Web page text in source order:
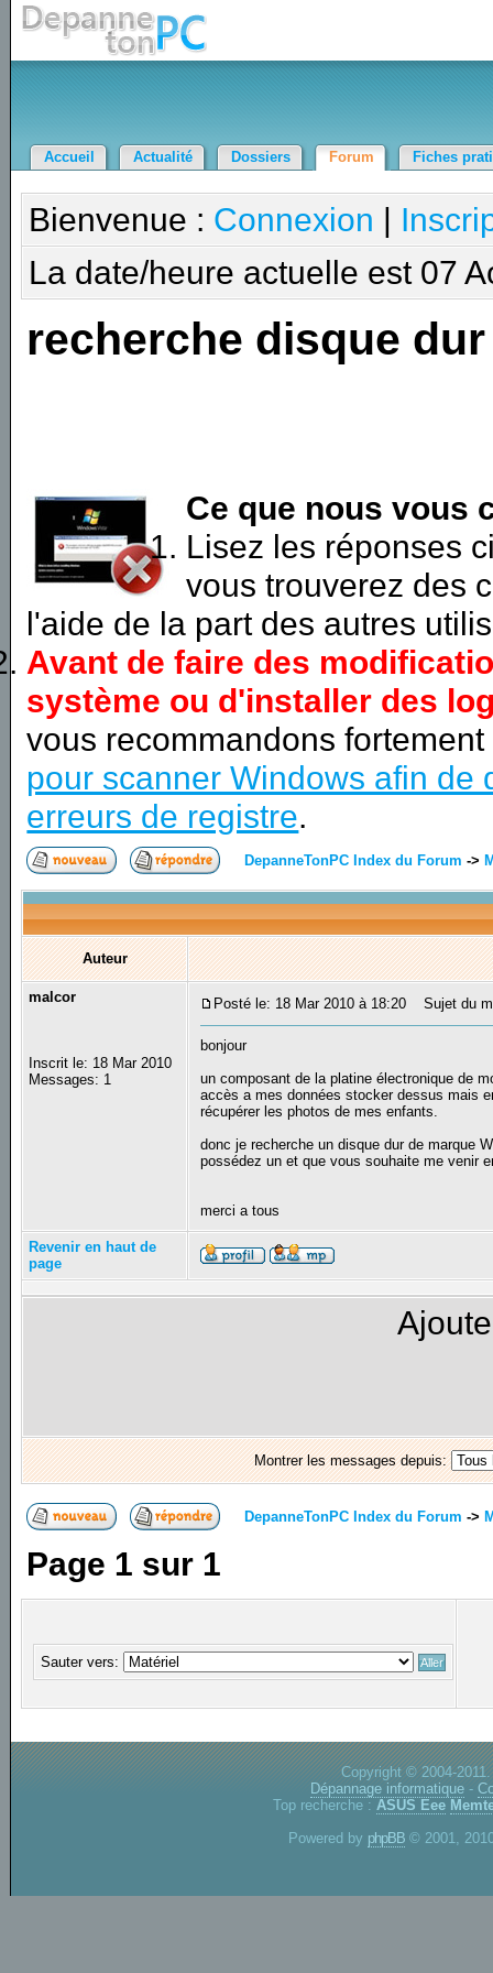
Accueil Actualité Dossiers Forum Fiches
Bienvenue : Connexion |
La date/heure actuelle est 07
recherche disque dur
Ce que nous vous
Lisez les réponses
vous trouverez des
l'aide de la part des autres
Avant de faire des
système ou d'installer des
vous recommandons
pour scanner Windows afin de
erreurs de registre.
DepanneTonPC Index du Forum ->
Auteur
malcor
Inscrit le: 18 Mar 2010
Messages: 1
Posté le: 18 Mar 2010 à 18:20 Sujet du
bonjour
un composant de la platine électronique de
accès a mes données stocker dessus mais
récupérer les photos de mes enfants.
donc je recherche un disque dur de marque
possédez un et que vous souhaite me venir
merci a tous
Revenir en haut de
page
Montrer les messages depuis:
DepanneTonPC Index du Forum ->
Page 1 sur 1
Sauter vers:
Copyright © 2004-
Dépannage informatique -
Top recherche : ASUS Eee
Powered by phpBB © 2001,